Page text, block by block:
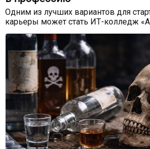
Одним из лучших вариантов для
карьеры может стать ИТ-колледж